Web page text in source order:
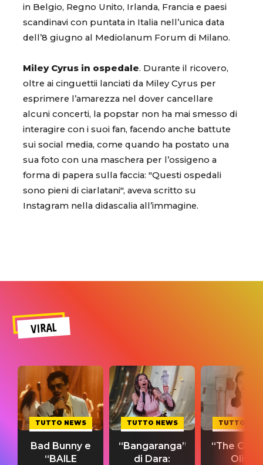
in Belgio, Regno Unito, Irlanda, Francia e paesi
scandinavi con puntata in Italia nell’unica data
dell’8 giugno al Mediolanum Forum di Milano.
Miley Cyrus in ospedale. Durante il ricovero,
oltre ai cinguettii lanciati da Miley Cyrus per
esprimere l’amarezza nel dover cancellare
alcuni concerti, la popstar non ha mai smesso di
interagire con i suoi fan, facendo anche battute
sui social media, come quando ha postato una
sua foto con una maschera per l’ossigeno a
forma di papera sulla faccia: "Questi ospedali
sono pieni di ciarlatani", aveva scritto su
Instagram nella didascalia all’immagine.
VIRAL
TUTTO NEWS
Bad Bunny e
“BAILE
TUTTO NEWS
“Bangaranga”
di Dara:
TUTTO
“The
Olivia